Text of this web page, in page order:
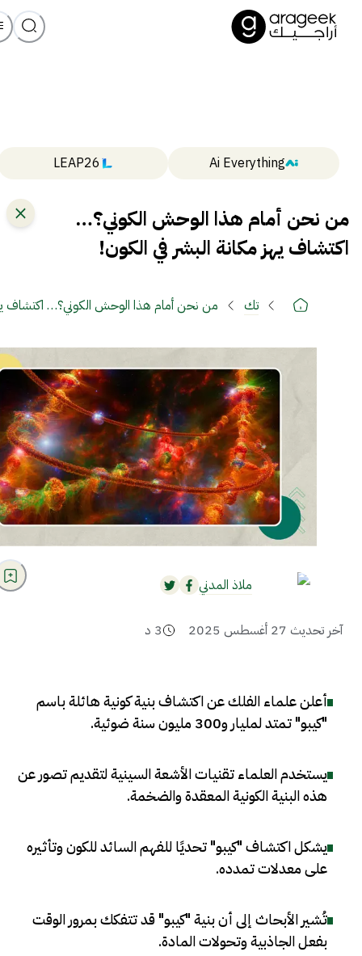
Ai Everything
LEAP26
من نحن أمام هذا الوحش الكوني؟…
اكتشاف يهز مكانة البشر في الكون!
تك من نحن أمام هذا الوحش الكوني؟… اكتشاف
ملاذ المدني
آخر تحديث 27 أغسطس 2025 3 د
أعلن علماء الفلك عن اكتشاف بنية كونية هائلة باسم
"كيبو" تمتد لمليار و300 مليون سنة ضوئية
.
يستخدم العلماء تقنيات الأشعة السينية لتقديم تصور عن
هذه البنية الكونية المعقدة والضخمة.
يشكل اكتشاف "كيبو" تحديًا للفهم السائد للكون وتأثيره
على معدلات تمدده.
تُشير الأبحاث إلى أن بنية "كيبو" قد تتفكك بمرور الوقت
بفعل الجاذبية وتحولات المادة.